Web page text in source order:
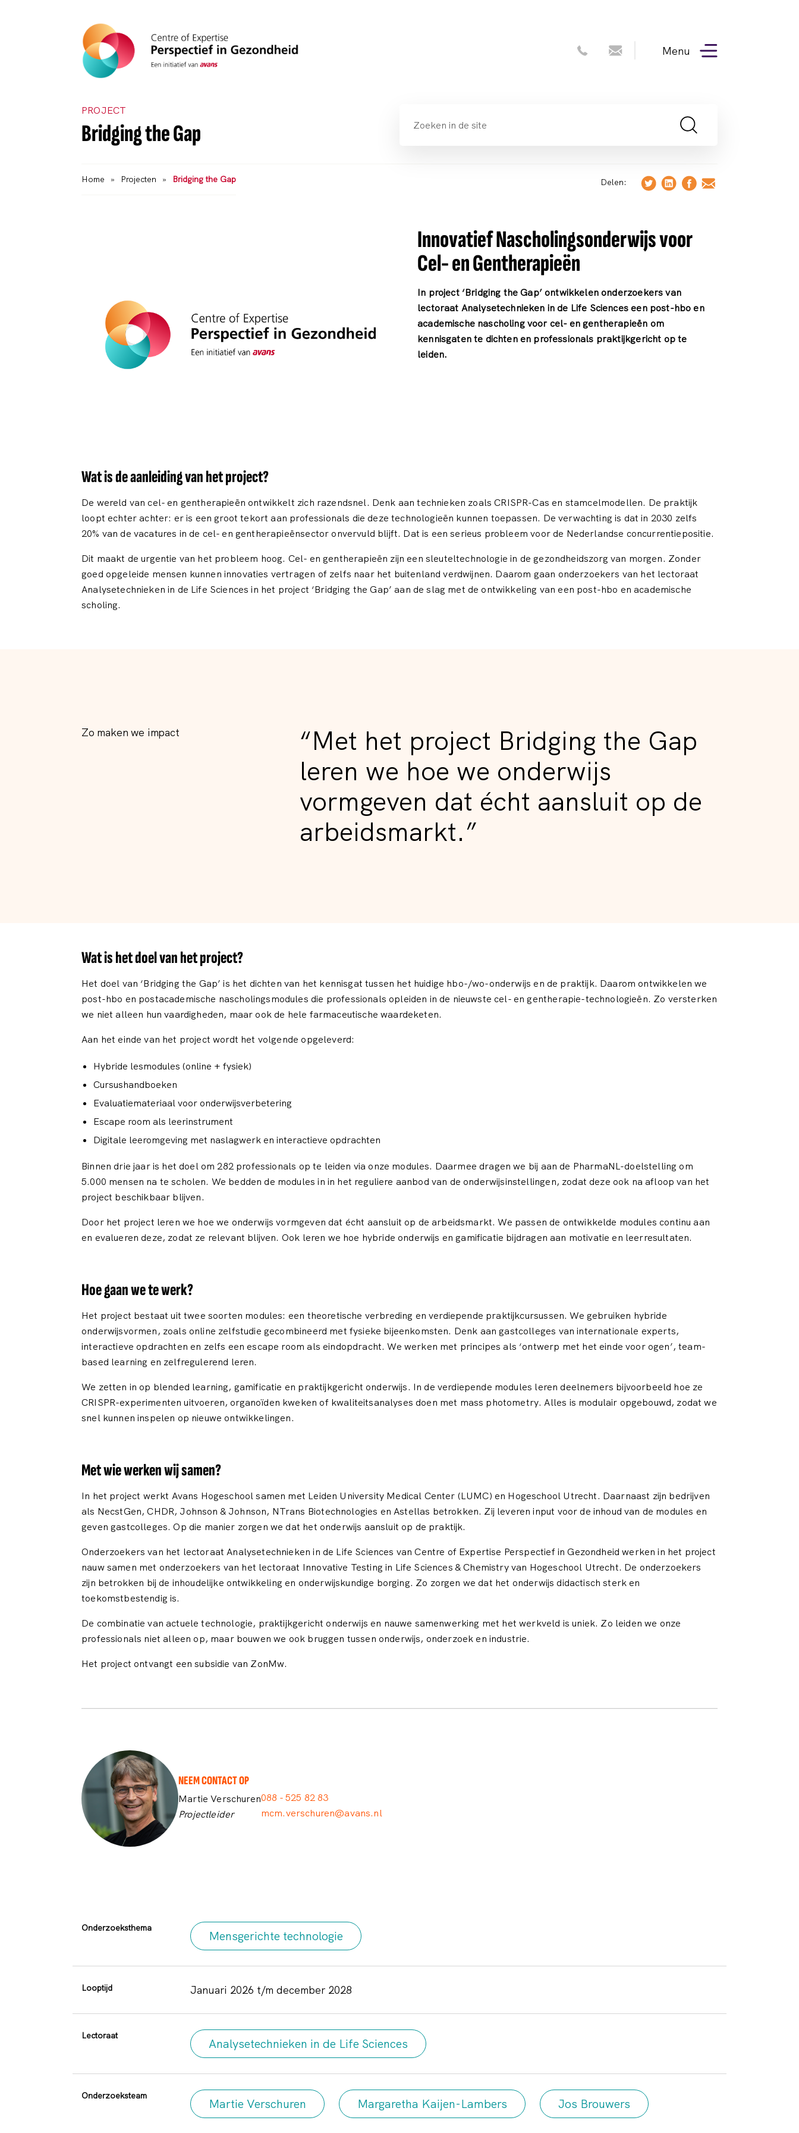
Menu
PROJECT
Bridging the Gap
Home » Projecten » Bridging the Gap Delen:
Innovatief Nascholingsonderwijs voor
Cel- en Gentherapieën
In project ‘Bridging the Gap’ ontwikkelen onderzoekers van
lectoraat Analysetechnieken in de Life Sciences een post-hbo en
academische nascholing voor cel- en gentherapieën om
kennisgaten te dichten en professionals praktijkgericht op te
leiden.
Wat is de aanleiding van het project?
De wereld van cel- en gentherapieën ontwikkelt zich razendsnel. Denk aan technieken zoals CRISPR-Cas en stamcelmodellen. De praktijk
loopt echter achter: er is een groot tekort aan professionals die deze technologieën kunnen toepassen. De verwachting is dat in 2030 zelfs
20% van de vacatures in de cel- en gentherapieënsector onvervuld blijft. Dat is een serieus probleem voor de Nederlandse concurrentiepositie.
Dit maakt de urgentie van het probleem hoog. Cel- en gentherapieën zijn een sleuteltechnologie in de gezondheidszorg van morgen. Zonder
goed opgeleide mensen kunnen innovaties vertragen of zelfs naar het buitenland verdwijnen. Daarom gaan onderzoekers van het lectoraat
Analysetechnieken in de Life Sciences in het project ‘Bridging the Gap’ aan de slag met de ontwikkeling van een post-hbo en academische
scholing.
Zo maken we impact
“Met het project Bridging the Gap
leren we hoe we onderwijs
vormgeven dat écht aansluit op de
arbeidsmarkt.”
Wat is het doel van het project?
Het doel van ‘Bridging the Gap’ is het dichten van het kennisgat tussen het huidige hbo-/wo-onderwijs en de praktijk. Daarom ontwikkelen we
post-hbo en postacademische nascholingsmodules die professionals opleiden in de nieuwste cel- en gentherapie-technologieën. Zo versterken
we niet alleen hun vaardigheden, maar ook de hele farmaceutische waardeketen.
Aan het einde van het project wordt het volgende opgeleverd:
Hybride lesmodules (online + fysiek)
Cursushandboeken
Evaluatiemateriaal voor onderwijsverbetering
Escape room als leerinstrument
Digitale leeromgeving met naslagwerk en interactieve opdrachten
Binnen drie jaar is het doel om 282 professionals op te leiden via onze modules. Daarmee dragen we bij aan de PharmaNL-doelstelling om
5.000 mensen na te scholen. We bedden de modules in in het reguliere aanbod van de onderwijsinstellingen, zodat deze ook na afloop van het
project beschikbaar blijven.
Door het project leren we hoe we onderwijs vormgeven dat écht aansluit op de arbeidsmarkt. We passen de ontwikkelde modules continu aan
en evalueren deze, zodat ze relevant blijven. Ook leren we hoe hybride onderwijs en gamificatie bijdragen aan motivatie en leerresultaten.
Hoe gaan we te werk?
Het project bestaat uit twee soorten modules: een theoretische verbreding en verdiepende praktijkcursussen. We gebruiken hybride
onderwijsvormen, zoals online zelfstudie gecombineerd met fysieke bijeenkomsten. Denk aan gastcolleges van internationale experts,
interactieve opdrachten en zelfs een escape room als eindopdracht. We werken met principes als ‘ontwerp met het einde voor ogen’, team-
based learning en zelfregulerend leren.
We zetten in op blended learning, gamificatie en praktijkgericht onderwijs. In de verdiepende modules leren deelnemers bijvoorbeeld hoe ze
CRISPR-experimenten uitvoeren, organoïden kweken of kwaliteitsanalyses doen met mass photometry. Alles is modulair opgebouwd, zodat we
snel kunnen inspelen op nieuwe ontwikkelingen.
Met wie werken wij samen?
In het project werkt Avans Hogeschool samen met Leiden University Medical Center (LUMC) en Hogeschool Utrecht. Daarnaast zijn bedrijven
als NecstGen, CHDR, Johnson & Johnson, NTrans Biotechnologies en Astellas betrokken. Zij leveren input voor de inhoud van de modules en
geven gastcolleges. Op die manier zorgen we dat het onderwijs aansluit op de praktijk.
Onderzoekers van het lectoraat Analysetechnieken in de Life Sciences van Centre of Expertise Perspectief in Gezondheid werken in het project
nauw samen met onderzoekers van het lectoraat Innovative Testing in Life Sciences & Chemistry van Hogeschool Utrecht. De onderzoekers
zijn betrokken bij de inhoudelijke ontwikkeling en onderwijskundige borging. Zo zorgen we dat het onderwijs didactisch sterk en
toekomstbestendig is.
De combinatie van actuele technologie, praktijkgericht onderwijs en nauwe samenwerking met het werkveld is uniek. Zo leiden we onze
professionals niet alleen op, maar bouwen we ook bruggen tussen onderwijs, onderzoek en industrie.
Het project ontvangt een subsidie van ZonMw.
NEEM CONTACT OP
Martie Verschuren
Projectleider
088 - 525 82 83
mcm.verschuren@avans.nl
Onderzoeksthema
Mensgerichte technologie
Looptijd januari 2026 t/m december 2028
Lectoraat
Analysetechnieken in de Life Sciences
Onderzoeksteam
Martie Verschuren Margaretha Kaijen-Lambers Jos Brouwers